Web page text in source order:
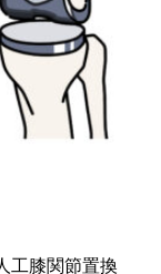
工膝関節置換